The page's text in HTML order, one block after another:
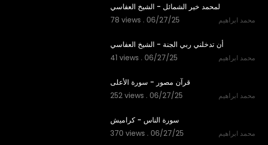
لمحمد خير الشمائل - الشيخ العفاسي
78 views . 06/27/25
محمد ابراهيم
أن تدخلني ربي الجنة - الشيخ العفاسي
41 views . 06/27/25
محمد ابراهيم
قرآن مصور - سورة الأعلى
252 views . 06/27/25
محمد ابراهيم
سورة الناس - كراميش
370 views . 06/27/25
محمد ابراهيم